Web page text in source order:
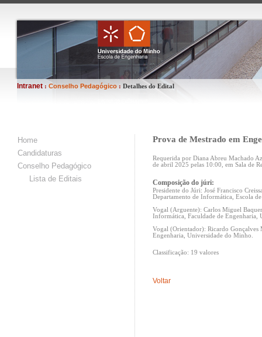
Intranet : Conselho Pedagógico : Detalhes do Edital
Home
Candidaturas
Conselho Pedagógico
Lista de Editais
Prova de Mestrado em
Requerida por Diana Abreu Machado
de abril 2025 pelas 10:00, em Sala de
Composição do júri:
Presidente do Júri: José Francisco
Departamento de Informática, Escola
Vogal (Arguente): Carlos Miguel
Informática, Faculdade de Engenharia,
Vogal (Orientador): Ricardo Gonçalves
Engenharia, Universidade do Minho.
Classificação: 19 valores
Voltar